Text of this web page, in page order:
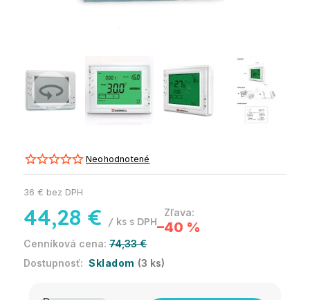
Neohodnotené
74,33 €
–40 %
44,28 € / ks
36 € bez DPH
Skladom (3 ks)